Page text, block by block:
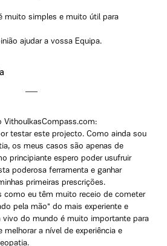
muito simples e muito útil para
ajudar a vossa Equipa.
VithoulkasCompass.com:
testar este projecto. Como ainda sou
os meus casos são apenas de
principiante espero poder usufruir
poderosa ferramenta e ganhar
primeiras prescrições.
como eu têm muito receio de cometer
pela mão" do mais experiente e
vivo do mundo é muito importante para
a nível de experiência e